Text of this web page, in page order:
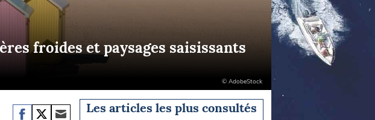
froides et paysages saisissants
© AdobeStock
Les articles les plus consultés